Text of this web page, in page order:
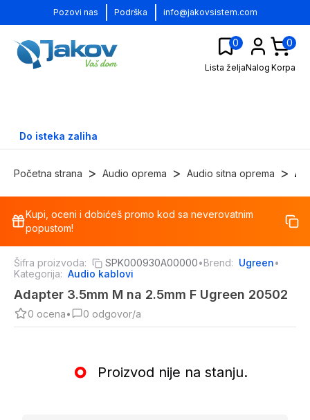
Pozovi nas Podrška info@jakovsistem.com
0
Lista željaNalog
0
Korpa
Do isteka zaliha
Početna strana > Audio oprema > Audio sitna oprema >
%
Kupi, oceni i dobićeš promo kod sa neverovatnim
popustom!
Šifra proizvoda: SPK000930A00000•Brend: Ugreen•
Kategorija: Audio kablovi
Adapter 3.5mm M na 2.5mm F Ugreen 20502
0 ocena• 0 odgovor/a
Proizvod nije na stanju.